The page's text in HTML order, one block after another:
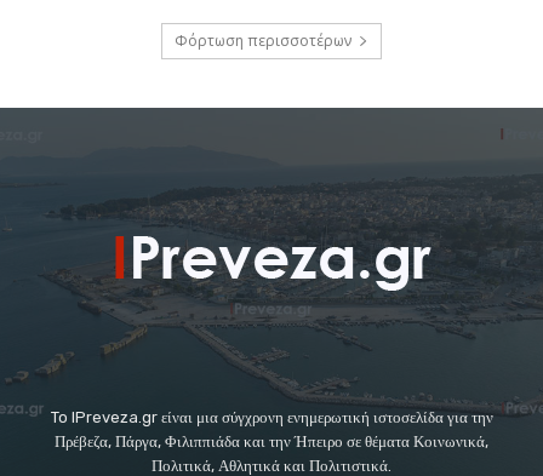
Φόρτωση περισσοτέρων
To IPreveza.gr είναι μια σύγχρονη ενημερωτική ιστοσελίδα για την
Πρέβεζα, Πάργα, Φιλιππιάδα και την Ήπειρο σε θέματα Κοινωνικά,
Πολιτικά, Αθλητικά και Πολιτιστικά.